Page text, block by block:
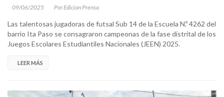
09/06/2025 Por Edicion Prensa
Las talentosas jugadoras de futsal Sub 14 de la Escuela N.º 4262 del
barrio Ita Paso se consagraron campeonas de la fase distrital de los
Juegos Escolares Estudiantiles Nacionales (JEEN) 2025.
LEER MÁS